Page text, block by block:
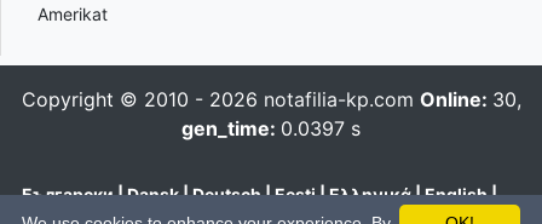
Amerikat
Copyright © 2010 - 2026 notafilia-kp.com Online: 30,
gen_time: 0.0397 s
Български|Dansk|Deutsch|Eesti|Ελληνικά|English|
Español|Français|Hrvatski|Italiano|Latviešu Lietuvių